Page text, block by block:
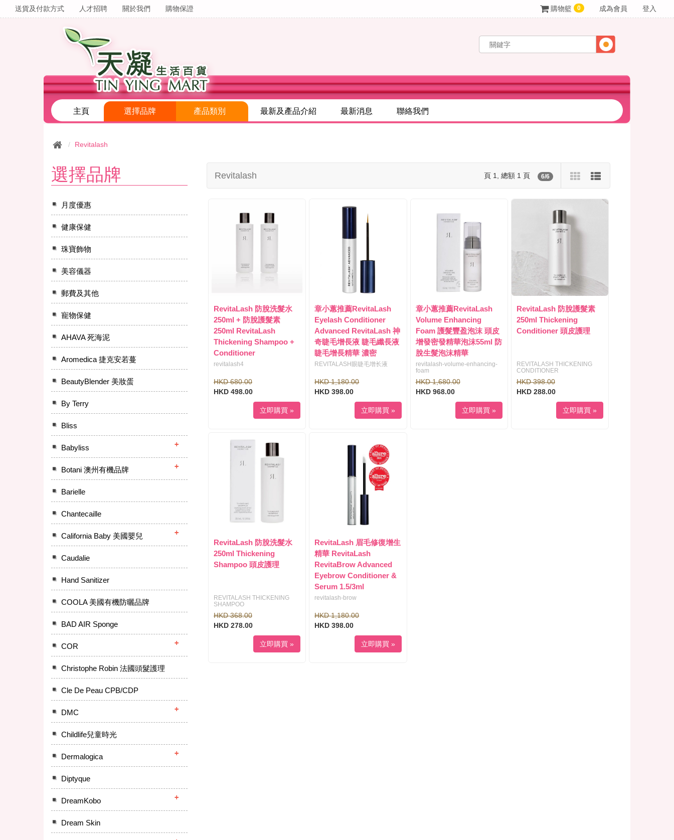
送貨及付款方式 人才招聘 關於我們 購物保證 購物籃 0 成為會員 登入
主頁 選擇品牌 產品類別 最新及產品介紹 最新消息 聯絡我們
Revitalash
選擇品牌
月度優惠
健康保健
珠寶飾物
美容儀器
郵費及其他
寵物保健
AHAVA 死海泥
Aromedica 捷克安若蔓
BeautyBlender 美妝蛋
By Terry
Bliss
Babyliss
Botani 澳州有機品牌
Barielle
Chantecaille
California Baby 美國嬰兒
Caudalie
Hand Sanitizer
COOLA 美國有機防曬品牌
BAD AIR Sponge
COR
Christophe Robin 法國頭髮護理
Cle De Peau CPB/CDP
DMC
Childlife兒童時光
Dermalogica
Diptyque
DreamKobo
Dream Skin
Revitalash 頁 1, 總額 1 頁 6/6
RevitaLash 防脫洗髮水
250ml + 防脫護髮素
250ml RevitaLash
Thickening Shampoo +
Conditioner
revitalash4
HKD 680.00
HKD 498.00
立即購買 »
章小蕙推薦RevitaLash
Eyelash Conditioner
Advanced RevitaLash 神
奇睫毛增長液 睫毛纖長液
睫毛增長精華 濃密
REVITALASH眼睫毛增长液
HKD 1,180.00
HKD 398.00
立即購買 »
章小蕙推薦RevitaLash
Volume Enhancing
Foam 護髮豐盈泡沫 頭皮
增發密發精華泡沫55ml 防
脫生髮泡沫精華
revitalash-volume-enhancing-
foam
HKD 1,680.00
HKD 968.00
立即購買 »
RevitaLash 防脫護髮素
250ml Thickening
Conditioner 頭皮護理
REVITALASH THICKENING
CONDITIONER
HKD 398.00
HKD 288.00
立即購買 »
RevitaLash 防脫洗髮水
250ml Thickening
Shampoo 頭皮護理
REVITALASH THICKENING
SHAMPOO
HKD 368.00
HKD 278.00
立即購買 »
RevitaLash 眉毛修復增生
精華 RevitaLash
RevitaBrow Advanced
Eyebrow Conditioner &
Serum 1.5/3ml
revitalash-brow
HKD 1,180.00
HKD 398.00
立即購買 »